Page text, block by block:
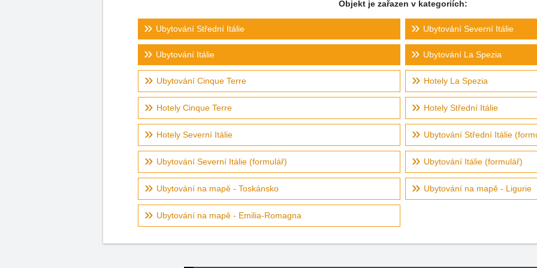
Objekt je zařazen v kategoriích:
Ubytování Střední Itálie Ubytování Severní Itálie
Ubytování Itálie Ubytování La Spezia
Ubytování Cinque Terre Hotely La Spezia
Hotely Cinque Terre Hotely Střední Itálie
Hotely Severní Itálie Ubytování Střední Itálie
Ubytování Severní Itálie (formulář) Ubytování Itálie (formulář)
Ubytování na mapě - Toskánsko Ubytování na mapě - Ligurie
Ubytování na mapě - Emilia-Romagna